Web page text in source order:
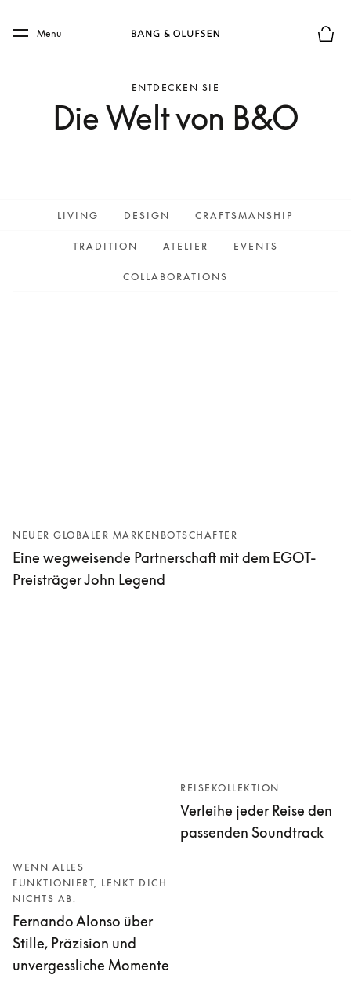
Skip to main footer
Menü
ENTDECKEN SIE
Die Welt von B&O
LIVING DESIGN CRAFTSMANSHIP
TRADITION ATELIER EVENTS
COLLABORATIONS
NEUER GLOBALER MARKENBOTSCHAFTER
Eine wegweisende Partnerschaft mit dem EGOT-
Preisträger John Legend
WENN ALLES
FUNKTIONIERT, LENKT DICH
NICHTS AB.
Fernando Alonso über
Stille, Präzision und
unvergessliche Momente
REISEKOLLEKTION
Verleihe jeder Reise den
passenden Soundtrack